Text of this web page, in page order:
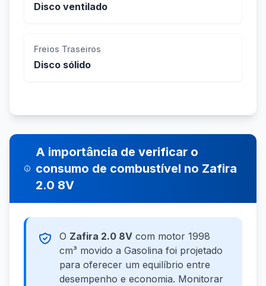
Disco ventilado
Freios Traseiros
Disco sólido
A importância de verificar o
consumo de combustível no Zafira
2.0 8V
O Zafira 2.0 8V com motor 1998
cm³ movido a Gasolina foi projetado
para oferecer um equilíbrio entre
desempenho e economia. Monitorar